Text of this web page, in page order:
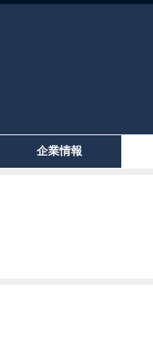
企業情報